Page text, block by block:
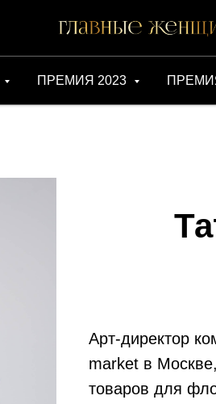
ПРЕМИЯ 2023
Арт-директор
market в
товаров для